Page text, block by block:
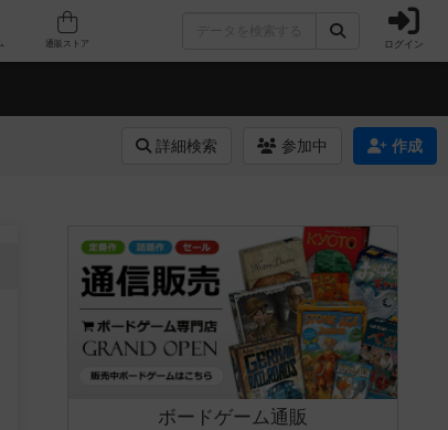
人気ボードゲーム ログイン
詳細検索 参加中 作成
ボードゲーム通販